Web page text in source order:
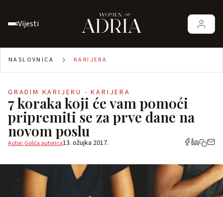
Vijesti
NASLOVNICA KARIJERA
GRADIM KARIJERU - KARIJERA
7 koraka koji će vam pomoći
pripremiti se za prve dane na
novom poslu
Autor: Gošća autorica13. ožujka 2017.